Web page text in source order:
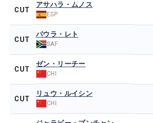
CUT
アサハラ・ムノス
ESP
CUT
パウラ・レト
SAF
CUT
ゼン・リーチー
CHI
CUT
リュウ・ルイシン
CHI